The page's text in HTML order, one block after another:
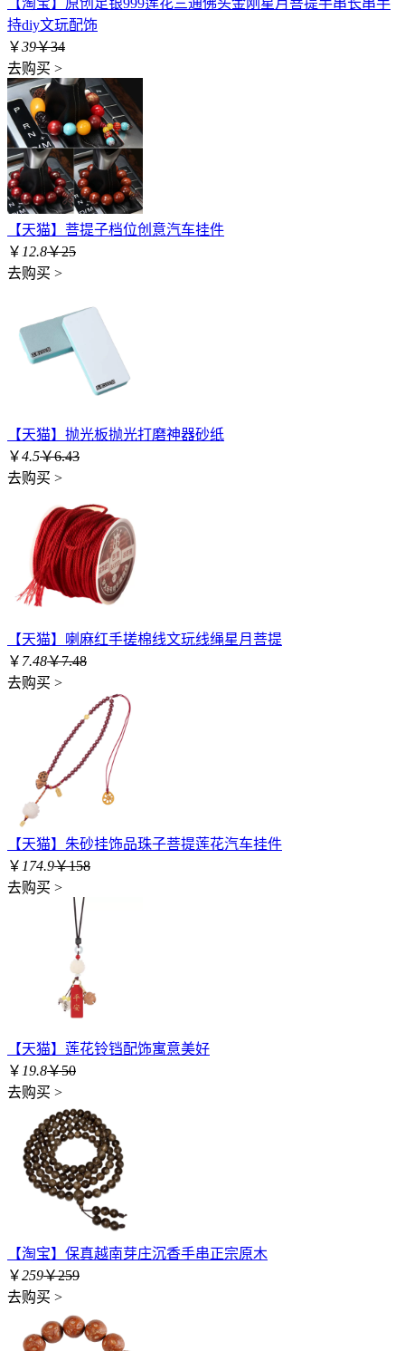
【淘宝】原创足银999莲花三通佛头金刚星月菩提手串长串手
持diy文玩配饰
￥39￥34
去购买 >
【天猫】菩提子档位创意汽车挂件
￥ 12.8￥25
去购买 >
【天猫】抛光板抛光打磨神器砂纸
￥4.5￥6.43
去购买 >
【天猫】喇麻红手搓棉线文玩线绳星月菩提
￥ 7.48￥7.48
去购买 >
【天猫】朱砂挂饰品珠子菩提莲花汽车挂件
￥ 174.9￥158
去购买 >
【天猫】莲花铃铛配饰寓意美好
￥ 19.8￥50
去购买 >
【淘宝】保真越南芽庄沉香手串正宗原木
￥259￥259
去购买 >